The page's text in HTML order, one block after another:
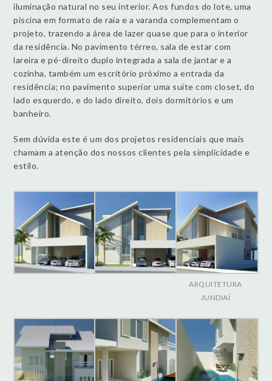
iluminação natural no seu interior. Aos fundos do lote, uma
piscina em formato de raia e a varanda complementam o
projeto, trazendo a área de lazer quase que para o interior
da residência. No pavimento térreo, sala de estar com
lareira e pé-direito duplo integrada a sala de jantar e a
cozinha, também um escritório próximo a entrada da
residência; no pavimento superior uma suíte com closet, do
lado esquerdo, e do lado direito, dois dormitórios e um
banheiro.
Sem dúvida este é um dos projetos residenciais que mais
chamam a atenção dos nossos clientes pela simplicidade e
estilo.
ARQUITETURA
JUNDIAÍ